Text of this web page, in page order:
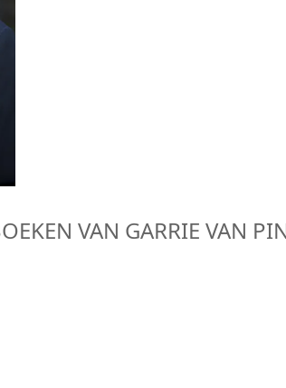
VAN GARRIE VAN